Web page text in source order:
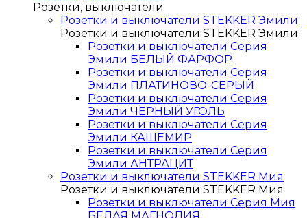
Розетки, выключатели
Розетки и выключатели STEKKER Эмили
Розетки и выключатели STEKKER Эмили
Розетки и выключатели Серия
Эмили БЕЛЫЙ ФАРФОР
Розетки и выключатели Серия
Эмили ПЛАТИНОВО-СЕРЫЙ
Розетки и выключатели Серия
Эмили ЧЕРНЫЙ УГОЛЬ
Розетки и выключатели Серия
Эмили КАШЕМИР
Розетки и выключатели Серия
Эмили АНТРАЦИТ
Розетки и выключатели STEKKER Мия
Розетки и выключатели STEKKER Мия
Розетки и выключатели Серия Мия